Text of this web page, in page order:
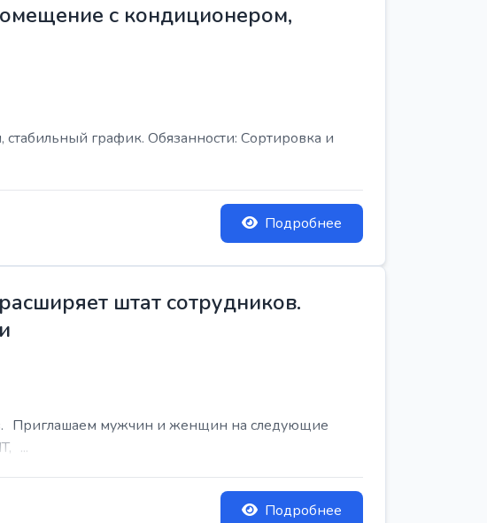
с кондиционером,
график. Обязанности: Сортировка и
Подробнее
штат сотрудников.
Приглашаем мужчин и женщин на следующие
...
Подробнее